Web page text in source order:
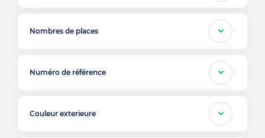
Nombres de places
Numéro de référence
Couleur exterieure